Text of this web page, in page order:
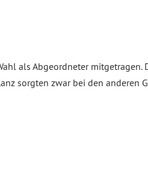
als Abgeordneter mitgetragen.
sorgten zwar bei den anderen